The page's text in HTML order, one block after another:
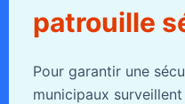
patrouille
Pour garantir une
municipaux